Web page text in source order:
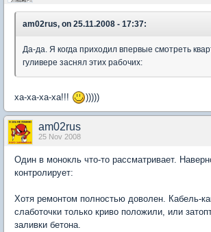
am02rus, on 25.11.2008 - 17:37:
Да-да. Я когда приходил впервые смотреть
гуливере заснял этих рабочих:
ха-ха-ха-ха!!! )))))
am02rus
25 Nov 2008
Один в монокль что-то рассматривает.
контролирует:
Хотя ремонтом полностью доволен. Кабель-
слаботочки только криво положили, или
заливки бетона.